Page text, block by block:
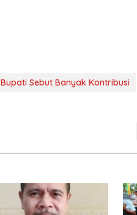
Sebut Banyak Kontribusi